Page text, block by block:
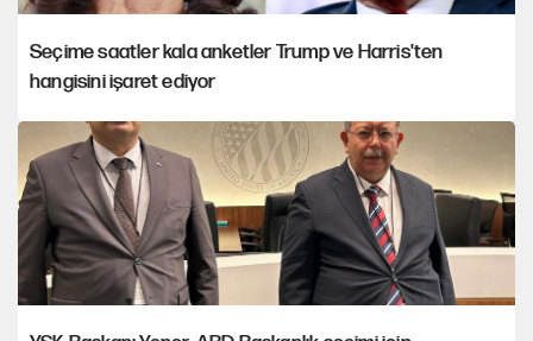
Seçime saatler kala anketler Trump ve Harris'ten
hangisini işaret ediyor